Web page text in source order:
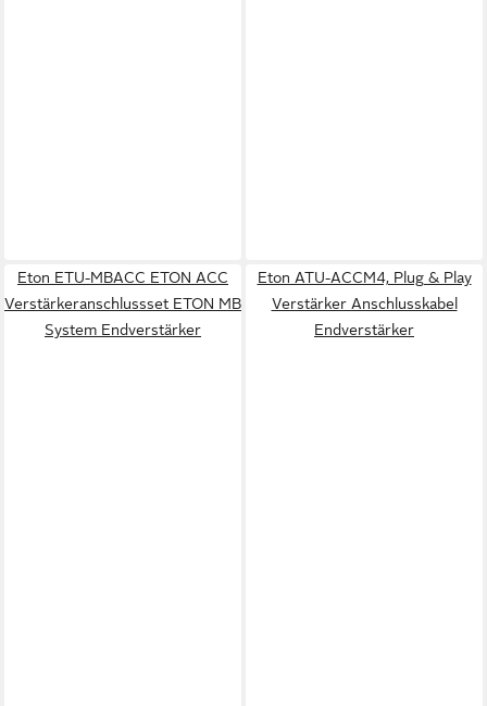
Eton ETU-MBACC ETON ACC
Verstärkeranschlussset ETON MB
System Endverstärker
Eton ATU-ACCM4, Plug & Play
Verstärker Anschlusskabel
Endverstärker